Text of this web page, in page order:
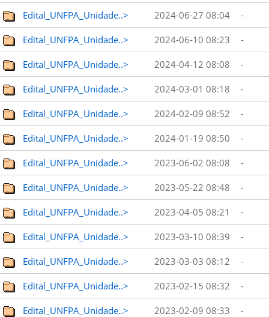
Edital_UNFPA_Unidade..> 2024-06-27 08:04 -
Edital_UNFPA_Unidade..> 2024-06-10 08:23 -
Edital_UNFPA_Unidade..> 2024-04-12 08:08 -
Edital_UNFPA_Unidade..> 2024-03-01 08:18 -
Edital_UNFPA_Unidade..> 2024-02-09 08:52 -
Edital_UNFPA_Unidade..> 2024-01-19 08:50 -
Edital_UNFPA_Unidade..> 2023-06-02 08:08 -
Edital_UNFPA_Unidade..> 2023-05-22 08:48 -
Edital_UNFPA_Unidade..> 2023-04-05 08:21 -
Edital_UNFPA_Unidade..> 2023-03-10 08:39 -
Edital_UNFPA_Unidade..> 2023-03-03 08:12 -
Edital_UNFPA_Unidade..> 2023-02-15 08:32 -
Edital_UNFPA_Unidade..> 2023-02-09 08:33 -